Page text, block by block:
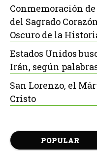
Conmemoración
del Sagrado
Oscuro de la
Estados Unidos
Irán, según
San Lorenzo, el
Cristo
POPULAR